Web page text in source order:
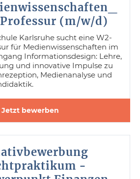
(m/w/d)
Karlsruhe sucht eine W2-
für Medienwissenschaften im
Informationsdesign: Lehre,
und innovative Impulse zu
Medienanalyse und
Jetzt bewerben
-